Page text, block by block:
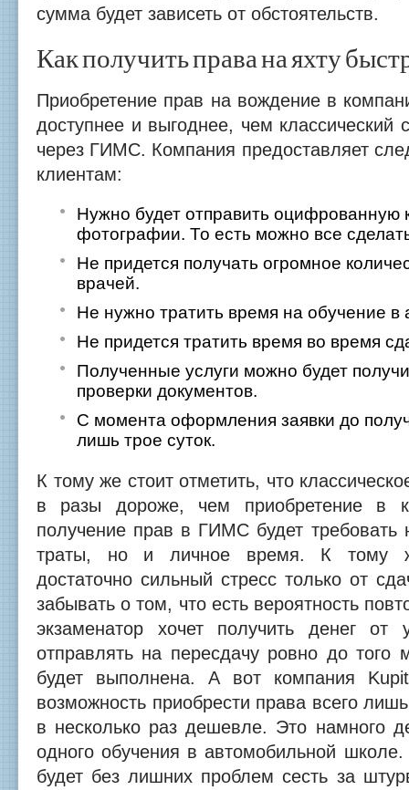
сумма будет зависеть от обстоятельств.
Как получить права на яхту
Приобретение прав на вождение в
доступнее и выгоднее, чем классический
через ГИМС. Компания предоставляет
клиентам:
Нужно будет отправить оцифрованную
фотографии. То есть можно все
Не придется получать огромное
врачей.
Не нужно тратить время на обучение
Не придется тратить время во время
Полученные услуги можно будет
проверки документов.
С момента оформления заявки до
лишь трое суток.
К тому же стоит отметить, что
в разы дороже, чем приобретение в
получение прав в ГИМС будет требовать
траты, но и личное время. К тому
достаточно сильный стресс только от
забывать о том, что есть вероятность
экзаменатор хочет получить денег от
отправлять на пересдачу ровно до того
будет выполнена. А вот компания
возможность приобрести права всего
в несколько раз дешевле. Это намного
одного обучения в автомобильной
будет без лишних проблем сесть за